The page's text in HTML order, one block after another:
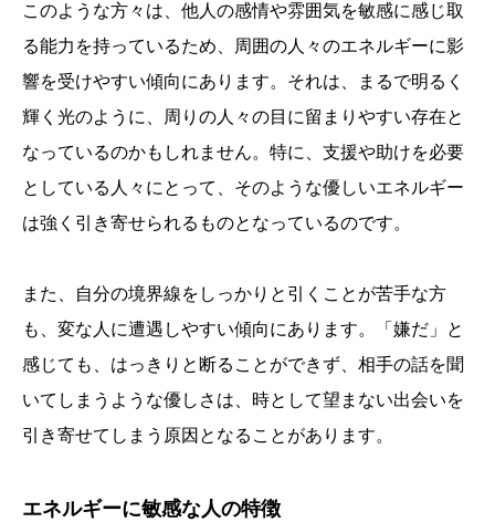
このような方々は、他人の感情や雰囲気を敏感に感じ取
る能力を持っているため、周囲の人々のエネルギーに影
響を受けやすい傾向にあります。それは、まるで明るく
輝く光のように、周りの人々の目に留まりやすい存在と
なっているのかもしれません。特に、支援や助けを必要
としている人々にとって、そのような優しいエネルギー
は強く引き寄せられるものとなっているのです。
また、自分の境界線をしっかりと引くことが苦手な方
も、変な人に遭遇しやすい傾向にあります。「嫌だ」と
感じても、はっきりと断ることができず、相手の話を聞
いてしまうような優しさは、時として望まない出会いを
引き寄せてしまう原因となることがあります。
エネルギーに敏感な人の特徴